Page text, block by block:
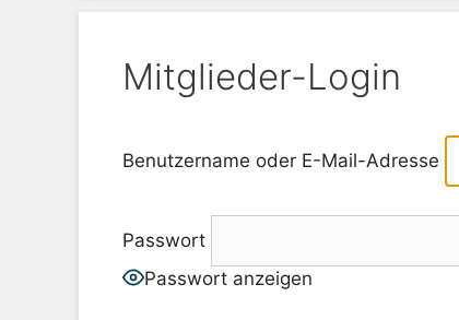
Mitglieder-Login
Benutzername oder E-Mail-Adresse
Passwort
Passwort anzeigen